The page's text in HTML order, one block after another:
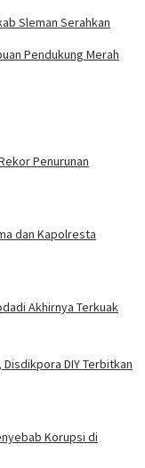
Sleman Serahkan
Pendukung Merah
Penurunan
dan Kapolresta
Akhirnya Terkuak
DIY Terbitkan
Korupsi di